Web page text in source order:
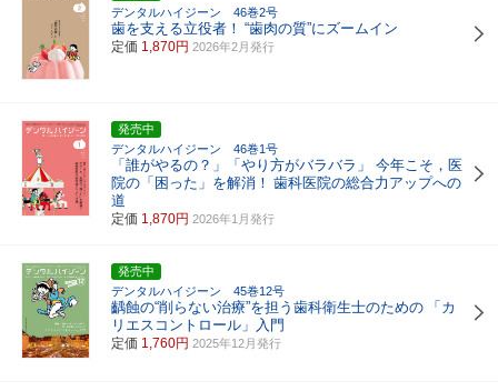
デンタルハイジーン 46巻2号
歯を支える立役者！ “歯肉の質”にズームイン
定価 1,870円 2026年2月発行
発売中
デンタルハイジーン 46巻1号
「誰がやるの？」「やり方がバラバラ」 今年こそ，医
院の「困った」を解消！ 歯科医院の総合力アップへの
道
定価 1,870円 2026年1月発行
発売中
デンタルハイジーン 45巻12号
齲蝕の“削らない治療”を担う歯科衛生士のための
「カ
リエスコントロール」入門
定価 1,760円 2025年12月発行